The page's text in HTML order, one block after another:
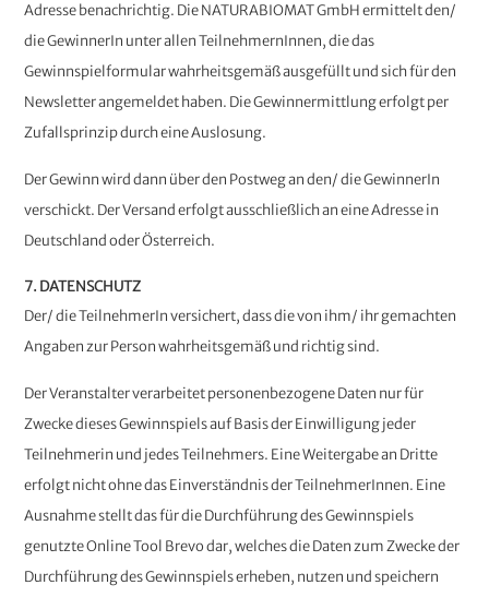
Adresse benachrichtig. Die NATURABIOMAT GmbH ermittelt den/
die GewinnerIn unter allen TeilnehmernInnen, die das
Gewinnspielformular wahrheitsgemäß ausgefüllt und sich für den
Newsletter angemeldet haben. Die Gewinnermittlung erfolgt per
Zufallsprinzip durch eine Auslosung.
Der Gewinn wird dann über den Postweg an den/ die GewinnerIn
verschickt. Der Versand erfolgt ausschließlich an eine Adresse in
Deutschland oder Österreich.
7. DATENSCHUTZ
Der/ die TeilnehmerIn versichert, dass die von ihm/ ihr gemachten
Angaben zur Person wahrheitsgemäß und richtig sind.
Der Veranstalter verarbeitet personenbezogene Daten nur für
Zwecke dieses Gewinnspiels auf Basis der Einwilligung jeder
Teilnehmerin und jedes Teilnehmers. Eine Weitergabe an Dritte
erfolgt nicht ohne das Einverständnis der TeilnehmerInnen. Eine
Ausnahme stellt das für die Durchführung des Gewinnspiels
genutzte Online Tool Brevo dar, welches die Daten zum Zwecke der
Durchführung des Gewinnspiels erheben, nutzen und speichern